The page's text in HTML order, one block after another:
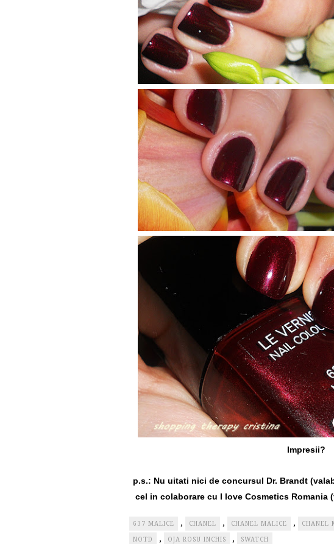
Impresii?
p.s.: Nu uitati nici de concursul Dr. Brandt
cel in colaborare cu I love Cosmetics Romania
637 MALICE , CHANEL , CHANEL MALICE , CHANEL
NOTD , OJA ROSU INCHIS , SWATCH